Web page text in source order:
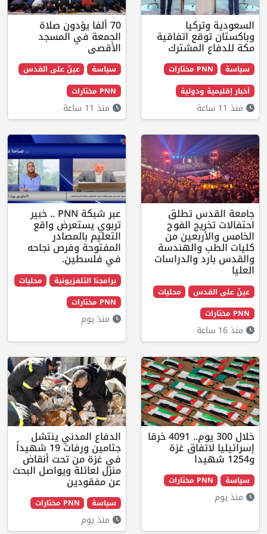
اتفاقية
70 ألفا يؤدون صلاة
الجمعة في المسجد
الأقصى
سياسة
عينٌ على القدس
PNN مختارات
تطلق
الفوج
من
محليات
عبر شبكة PNN .. خبير
تربوي يستعرض واقع
التعليم بالمصادر
المفتوحة وفرص نجاحه
في فلسطين.
محليات
PNN مختارات
خلال 300 يوم.. 4091 خرقا
غزة
الدفاع المدني ينتشل
جثامين ورفات 19 شهيداً
في غزة من تحت أنقاض
منزل لعائلة ويواصل البحث
عن مفقودين